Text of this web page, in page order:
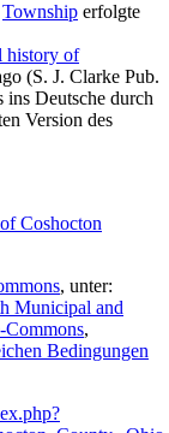
Township erfolgte
history of
(S. J. Clarke Pub.
ins Deutsche durch
Version des
Coshocton
, unter:
Municipal and
Commons,
Bedingungen